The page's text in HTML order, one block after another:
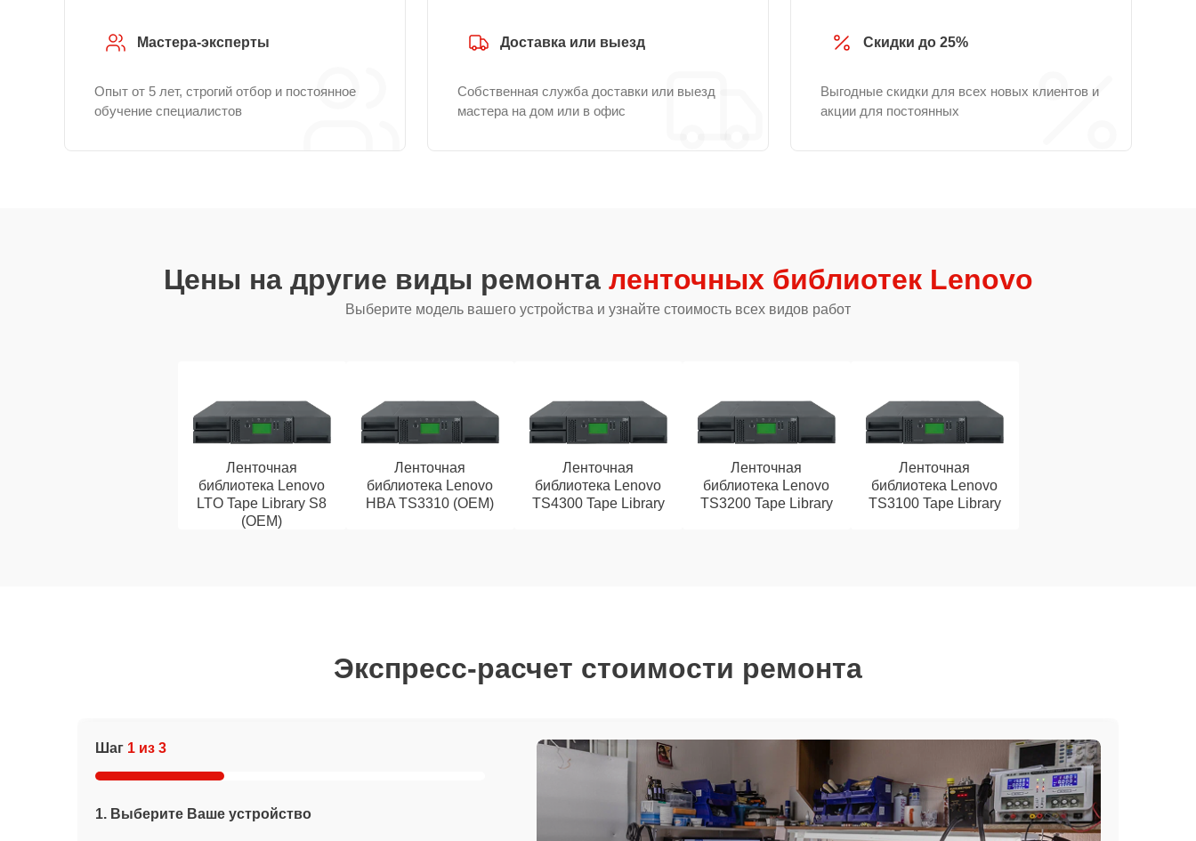
Мастера-эксперты
Опыт от 5 лет, строгий отбор и постоянное
обучение специалистов
Доставка или выезд
Собственная служба доставки или выезд
мастера на дом или в офис
Скидки до 25%
Выгодные скидки для всех новых клиентов и
акции для постоянных
Цены на другие виды ремонта ленточных библиотек Lenovo
Выберите модель вашего устройства и узнайте стоимость всех видов работ
Ленточная
библиотека Lenovo
LTO Tape Library S8
(OEM)
Ленточная
библиотека Lenovo
HBA TS3310 (OEM)
Ленточная
библиотека Lenovo
TS4300 Tape Library
Ленточная
библиотека Lenovo
TS3200 Tape Library
Ленточная
библиотека Lenovo
TS3100 Tape Library
Экспресс-расчет стоимости ремонта
Шаг 1 из 3
1. Выберите Ваше устройство